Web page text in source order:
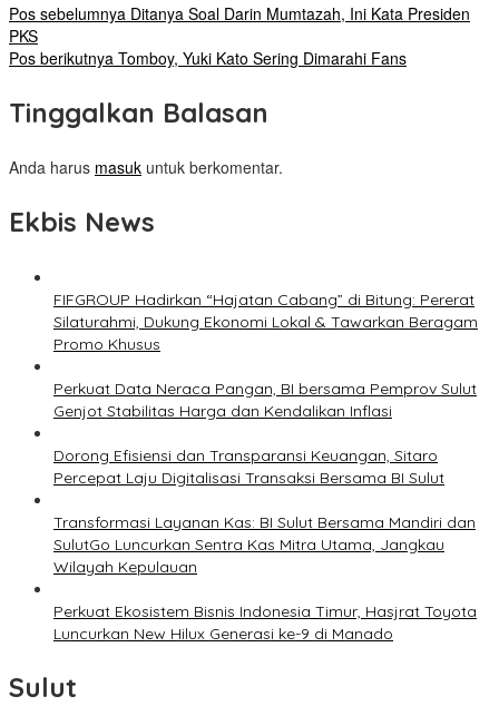
Pos sebelumnya Ditanya Soal Darin Mumtazah, Ini Kata Presiden
PKS
Pos berikutnya Tomboy, Yuki Kato Sering Dimarahi Fans
Tinggalkan Balasan
Anda harus masuk untuk berkomentar.
Ekbis News
FIFGROUP Hadirkan “Hajatan Cabang” di Bitung: Pererat
Silaturahmi, Dukung Ekonomi Lokal & Tawarkan Beragam
Promo Khusus
Perkuat Data Neraca Pangan, BI bersama Pemprov Sulut
Genjot Stabilitas Harga dan Kendalikan Inflasi
Dorong Efisiensi dan Transparansi Keuangan, Sitaro
Percepat Laju Digitalisasi Transaksi Bersama BI Sulut
Transformasi Layanan Kas: BI Sulut Bersama Mandiri dan
SulutGo Luncurkan Sentra Kas Mitra Utama, Jangkau
Wilayah Kepulauan
Perkuat Ekosistem Bisnis Indonesia Timur, Hasjrat Toyota
Luncurkan New Hilux Generasi ke-9 di Manado
Sulut